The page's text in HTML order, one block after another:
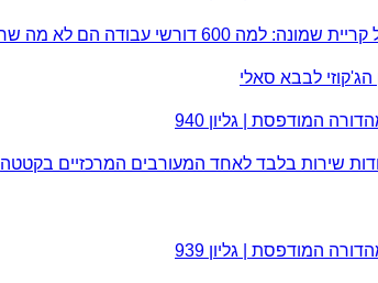
דורשי עבודה הם לא מה שחשבתם?
לבבא סאלי
המודפסת | גליון 940
שירות בלבד לאחד המעורבים המרכזיים בקטטה
המודפסת | גליון 939